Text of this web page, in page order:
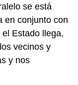
se está
en conjunto con
Estado llega,
vecinos y
y nos